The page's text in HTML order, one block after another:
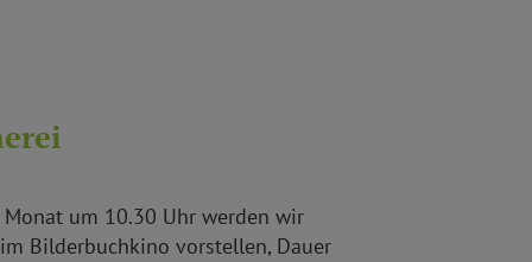
um 10.30 Uhr werden wir
Bilderbuchkino vorstellen, Dauer